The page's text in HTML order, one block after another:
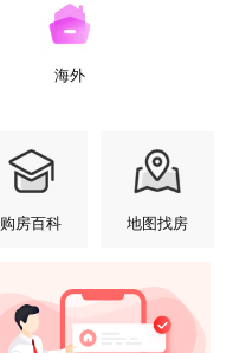
海外
购房百科 地图找房